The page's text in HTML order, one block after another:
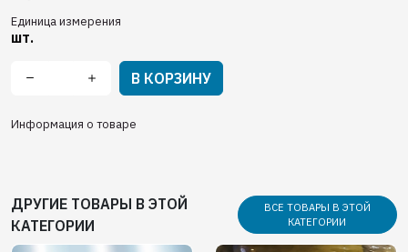
Единица измерения
шт.
В КОРЗИНУ
Информация о товаре
ДРУГИЕ ТОВАРЫ В ЭТОЙ
КАТЕГОРИИ
ВСЕ ТОВАРЫ В ЭТОЙ
КАТЕГОРИИ